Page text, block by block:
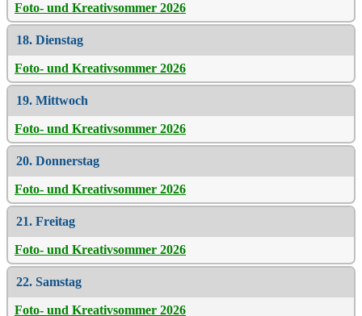
Foto- und Kreativsommer 2026
18. Dienstag
Foto- und Kreativsommer 2026
19. Mittwoch
Foto- und Kreativsommer 2026
20. Donnerstag
Foto- und Kreativsommer 2026
21. Freitag
Foto- und Kreativsommer 2026
22. Samstag
Foto- und Kreativsommer 2026